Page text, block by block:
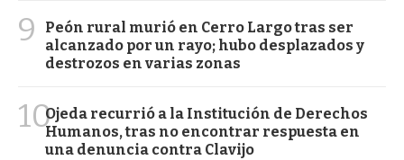
9
Peón rural murió en Cerro Largo tras ser
alcanzado por un rayo; hubo desplazados y
destrozos en varias zonas
10Ojeda recurrió a la Institución de Derechos
Humanos, tras no encontrar respuesta en
una denuncia contra Clavijo